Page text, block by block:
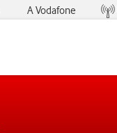
A Vodafone